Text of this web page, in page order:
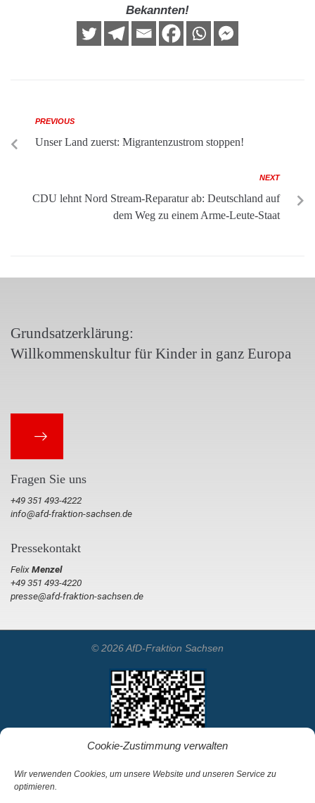
Cookie-Zustimmung verwalten
Wir verwenden Cookies, um unsere Website und unseren Service zu
optimieren.
Bekannten!
PREVIOUS
Unser Land zuerst: Migrantenzustrom stoppen!
NEXT
CDU lehnt Nord Stream-Reparatur ab: Deutschland auf
dem Weg zu einem Arme-Leute-Staat
Grundsatzerklärung:
Willkommenskultur für Kinder in ganz Europa
Fragen Sie uns
+49 351 493-4222
info@afd-fraktion-sachsen.de
Pressekontakt
FelixMenzel
+49 351 493-4220
presse@afd-fraktion-sachsen.de
© 2026 AfD-Fraktion Sachsen